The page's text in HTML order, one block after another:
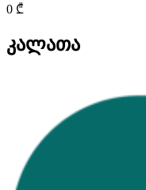
0 ₾
კალათა